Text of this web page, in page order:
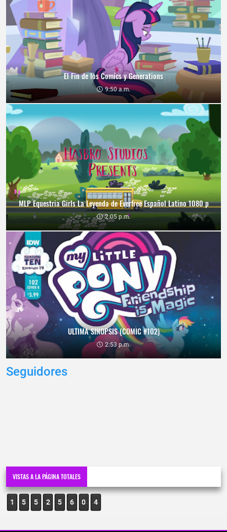
El Fin de los Comics y Generations
9:50 a.m.
MLP Equestria Girls La Leyenda de Everfree Español Latino 1080 p
2:05 p.m.
ULTIMA SINOPSIS (COMIC #102)
2:53 p.m.
Seguidores
VISTAS A LA PÁGINA TOTALES
1 5 5 2 5 6 0 4